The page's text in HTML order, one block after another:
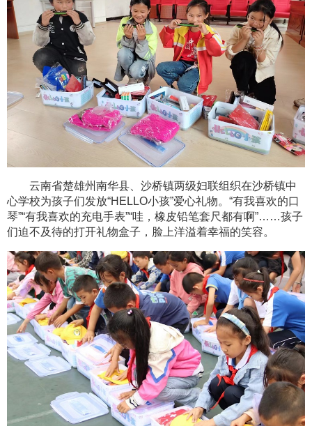
云南省楚雄州南华县、沙桥镇两级妇联组织在沙桥镇中
心学校为孩子们发放“HELLO小孩”爱心礼物。“有我喜欢的口
琴”“有我喜欢的充电手表”“哇，橡皮铅笔套尺都有啊”……孩子
们迫不及待的打开礼物盒子，脸上洋溢着幸福的笑容。